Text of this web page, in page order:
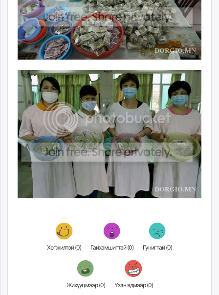
Хөгжилтэй (0) Гайхамшигтай (0) Гунигтай (0)
Жихүүцмээр (0) Үзэн ядмаар (0)